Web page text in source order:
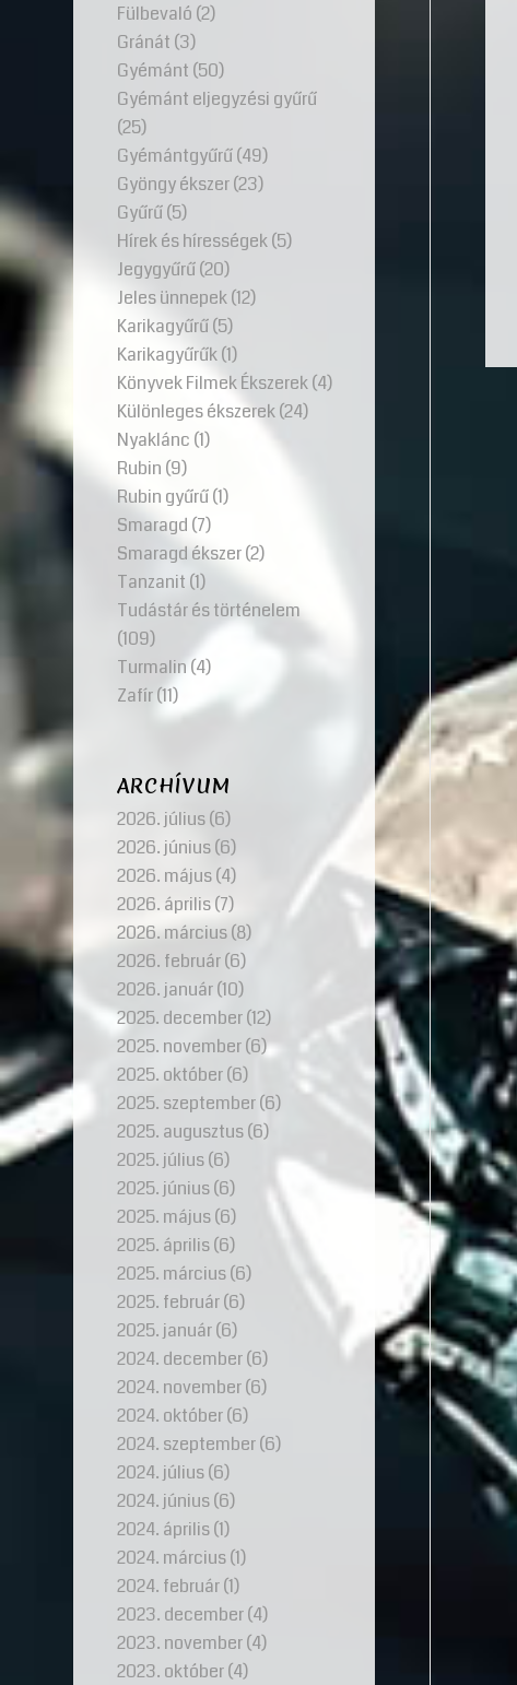
Fülbevaló (2)
Gránát (3)
Gyémánt (50)
Gyémánt eljegyzési gyűrű
(25)
Gyémántgyűrű(49)
Gyöngy ékszer(23)
Gyűrű(5)
Hírek és hírességek(5)
Jegygyűrű(20)
Jeles ünnepek(12)
Karikagyűrű(5)
Karikagyűrűk(1)
Könyvek Filmek Ékszerek(4)
Különleges ékszerek(24)
Nyaklánc (1)
Rubin (9)
Rubin gyűrű(1)
Smaragd (7)
Smaragd ékszer(2)
Tanzanit (1)
Tudástár és történelem
(109)
Turmalin (4)
Zafír(11)
ARCHÍVUM
2026. július(6)
2026. június(6)
2026. május(4)
2026. április(7)
2026. március(8)
2026. február(6)
2026. január(10)
2025. december(12)
2025. november(6)
2025. október(6)
2025. szeptember(6)
2025. augusztus(6)
2025. július(6)
2025. június(6)
2025. május(6)
2025. április(6)
2025. március(6)
2025. február(6)
2025. január(6)
2024. december(6)
2024. november(6)
2024. október(6)
2024. szeptember(6)
2024. július(6)
2024. június(6)
2024. április(1)
2024. március(1)
2024. február(1)
2023. december(4)
2023. november(4)
2023. október(4)